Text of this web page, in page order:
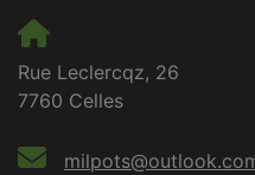
Rue Leclercqz, 26
7760 Celles